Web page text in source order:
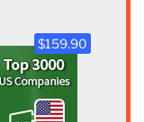
$159.90